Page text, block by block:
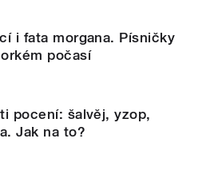
i fata morgana. Písničky
počasí
pocení: šalvěj, yzop,
Jak na to?